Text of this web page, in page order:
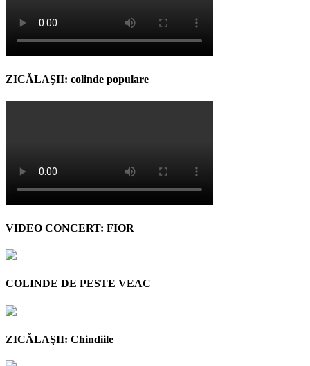
ZICĂLAŞII: colinde populare
VIDEO CONCERT: FIOR
COLINDE DE PESTE VEAC
ZICĂLAŞII: Chindiile